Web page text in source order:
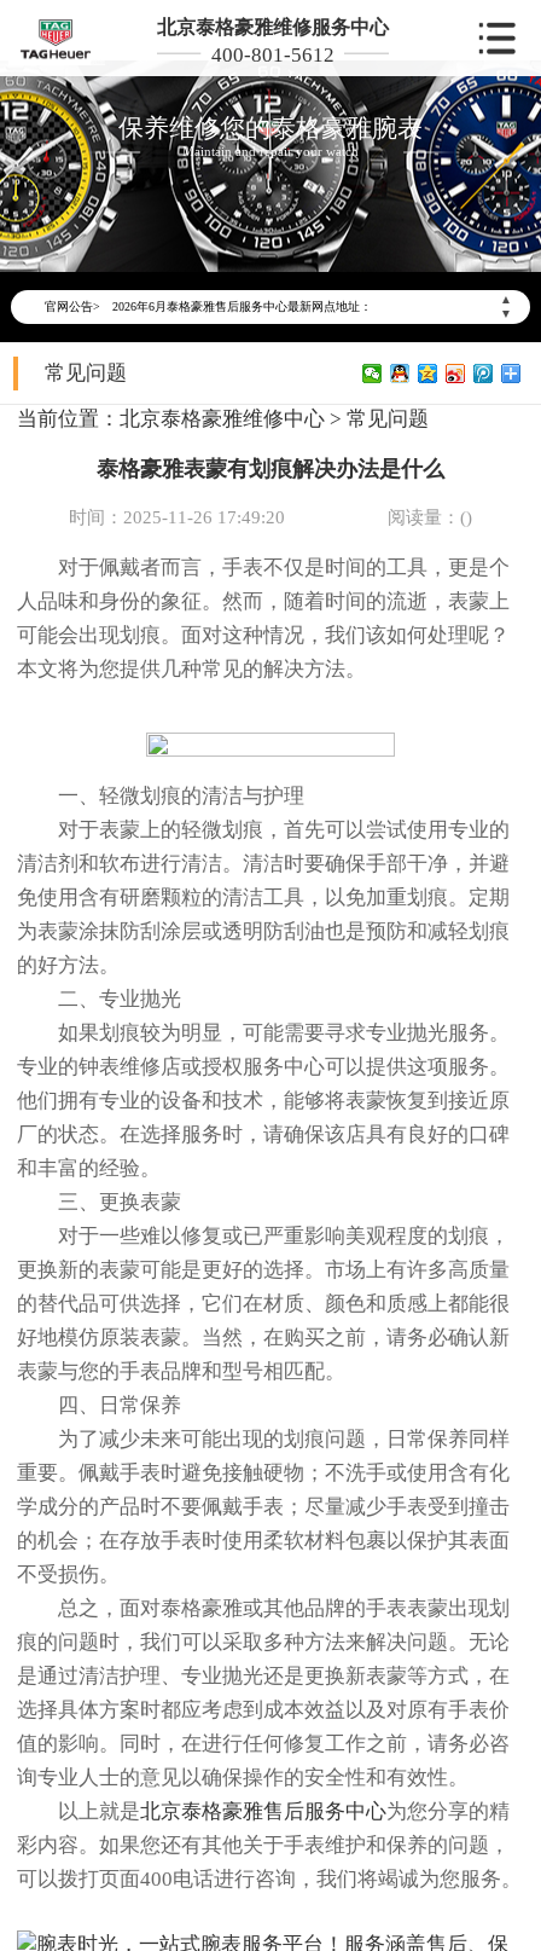
北京泰格豪雅维修服务中心
400-801-5612
保养维修您的泰格豪雅腕表
Maintain and repair your watch
官网公告>
▲
▼
2026年6月泰格豪雅北京市售后服务网络优化升级公告
2026年6月北京市泰格豪雅官方售后客户服务热线：400-801-5612
2026年6月泰格豪雅售后服务中心最新网点地址：
北京市东城区东长安街1号东方广场写字楼W3座6层602室（需提前预约）
北京市朝阳区建国门外大街甲6号华熙国际中心写字楼D座11层1102室（需提前预约）
节假日正常营业！
常见问题
当前位置： 北京泰格豪雅维修中心 > 常见问题
泰格豪雅表蒙有划痕解决办法是什么
时间：2025-11-26 17:49:20 阅读量：()
对于佩戴者而言，手表不仅是时间的工具，更是个
人品味和身份的象征。然而，随着时间的流逝，表蒙上
可能会出现划痕。面对这种情况，我们该如何处理呢？
本文将为您提供几种常见的解决方法。
一、轻微划痕的清洁与护理
对于表蒙上的轻微划痕，首先可以尝试使用专业的
清洁剂和软布进行清洁。清洁时要确保手部干净，并避
免使用含有研磨颗粒的清洁工具，以免加重划痕。定期
为表蒙涂抹防刮涂层或透明防刮油也是预防和减轻划痕
的好方法。
二、专业抛光
如果划痕较为明显，可能需要寻求专业抛光服务。
专业的钟表维修店或授权服务中心可以提供这项服务。
他们拥有专业的设备和技术，能够将表蒙恢复到接近原
厂的状态。在选择服务时，请确保该店具有良好的口碑
和丰富的经验。
三、更换表蒙
对于一些难以修复或已严重影响美观程度的划痕，
更换新的表蒙可能是更好的选择。市场上有许多高质量
的替代品可供选择，它们在材质、颜色和质感上都能很
好地模仿原装表蒙。当然，在购买之前，请务必确认新
表蒙与您的手表品牌和型号相匹配。
四、日常保养
为了减少未来可能出现的划痕问题，日常保养同样
重要。佩戴手表时避免接触硬物；不洗手或使用含有化
学成分的产品时不要佩戴手表；尽量减少手表受到撞击
的机会；在存放手表时使用柔软材料包裹以保护其表面
不受损伤。
总之，面对泰格豪雅或其他品牌的手表表蒙出现划
痕的问题时，我们可以采取多种方法来解决问题。无论
是通过清洁护理、专业抛光还是更换新表蒙等方式，在
选择具体方案时都应考虑到成本效益以及对原有手表价
值的影响。同时，在进行任何修复工作之前，请务必咨
询专业人士的意见以确保操作的安全性和有效性。
以上就是北京泰格豪雅售后服务中心为您分享的精
彩内容。如果您还有其他关于手表维护和保养的问题，
可以拨打页面400电话进行咨询，我们将竭诚为您服务。